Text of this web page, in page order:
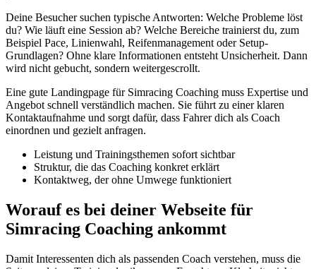
Deine Besucher suchen typische Antworten: Welche Probleme löst
du? Wie läuft eine Session ab? Welche Bereiche trainierst du, zum
Beispiel Pace, Linienwahl, Reifenmanagement oder Setup-
Grundlagen? Ohne klare Informationen entsteht Unsicherheit. Dann
wird nicht gebucht, sondern weitergescrollt.
Eine gute Landingpage für Simracing Coaching muss Expertise und
Angebot schnell verständlich machen. Sie führt zu einer klaren
Kontaktaufnahme und sorgt dafür, dass Fahrer dich als Coach
einordnen und gezielt anfragen.
Leistung und Trainingsthemen sofort sichtbar
Struktur, die das Coaching konkret erklärt
Kontaktweg, der ohne Umwege funktioniert
Worauf es bei deiner Webseite für
Simracing Coaching ankommt
Damit Interessenten dich als passenden Coach verstehen, muss die